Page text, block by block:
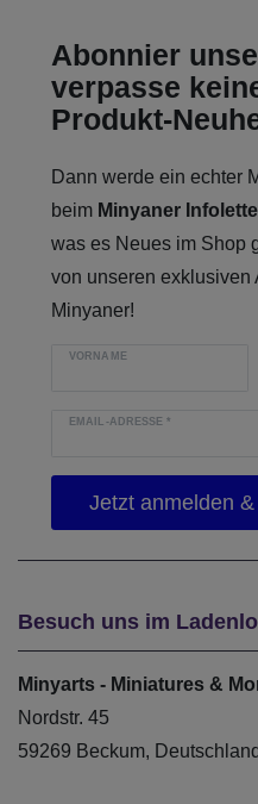
Abonnier
verpasse
Produkt-
Dann werde ein echter
beim Minyaner
was es Neues im Shop
von unseren exklusiven
Minyaner!
VORNAME
EMAIL-ADRESSE*
Besuch uns im
Minyarts - Miniatures &
Nordstr. 45
59269 Beckum, Deutschland